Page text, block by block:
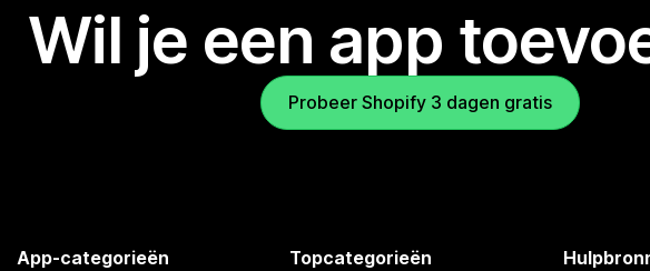
Wil je een app
Probeer Shopify 3 dagen gratis
App-categorieën Topcategorieën